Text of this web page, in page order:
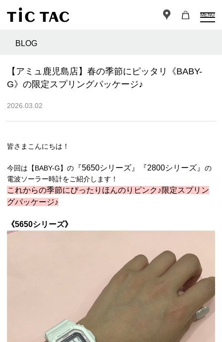
MENU
BLOG
【アミュ鹿児島店】春の季節にピッタリ《BABY-
G》の限定スプリングパッケージ♪
2026.03.02
皆さまこんにちは！
今回は【BABY-G】の 『5650シリーズ』『2800シリーズ』 の
電波ソーラー時計をご紹介します！
これからの季節にぴったりほんのりピンク♪限定スプリン
グパッケージ♪
《5650シリーズ》